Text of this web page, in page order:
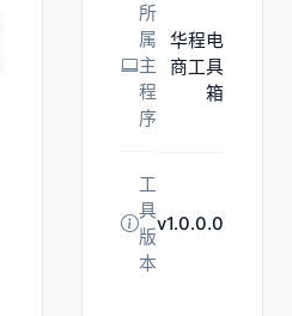
所
属
主
程
序
华程电
商工具
箱
工
具
版
本
v1.0.0.0